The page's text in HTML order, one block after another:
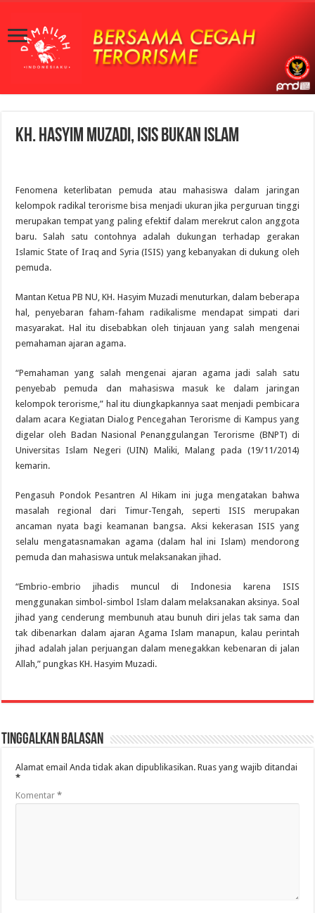
KH. Hasyim Muzadi, ISIS Bukan Islam
Fenomena keterlibatan pemuda atau mahasiswa dalam jaringan
kelompok radikal terorisme bisa menjadi ukuran jika perguruan tinggi
merupakan tempat yang paling efektif dalam merekrut calon anggota
baru. Salah satu contohnya adalah dukungan terhadap gerakan
Islamic State of Iraq and Syria (ISIS) yang kebanyakan di dukung oleh
pemuda.
Mantan Ketua PB NU, KH. Hasyim Muzadi menuturkan, dalam beberapa
hal, penyebaran faham-faham radikalisme mendapat simpati dari
masyarakat. Hal itu disebabkan oleh tinjauan yang salah mengenai
pemahaman ajaran agama.
“Pemahaman yang salah mengenai ajaran agama jadi salah satu
penyebab pemuda dan mahasiswa masuk ke dalam jaringan
kelompok terorisme,” hal itu diungkapkannya saat menjadi pembicara
dalam acara Kegiatan Dialog Pencegahan Terorisme di Kampus yang
digelar oleh Badan Nasional Penanggulangan Terorisme (BNPT) di
Universitas Islam Negeri (UIN) Maliki, Malang pada (19/11/2014)
kemarin.
Pengasuh Pondok Pesantren Al Hikam ini juga mengatakan bahwa
masalah regional dari Timur-Tengah, seperti ISIS merupakan
ancaman nyata bagi keamanan bangsa. Aksi kekerasan ISIS yang
selalu mengatasnamakan agama (dalam hal ini Islam) mendorong
pemuda dan mahasiswa untuk melaksanakan jihad.
“Embrio-embrio jihadis muncul di Indonesia karena ISIS
menggunakan simbol-simbol Islam dalam melaksanakan aksinya. Soal
jihad yang cenderung membunuh atau bunuh diri jelas tak sama dan
tak dibenarkan dalam ajaran Agama Islam manapun, kalau perintah
jihad adalah jalan perjuangan dalam menegakkan kebenaran di jalan
Allah,” pungkas KH. Hasyim Muzadi.
Tinggalkan Balasan
Alamat email Anda tidak akan dipublikasikan. Ruas yang wajib ditandai
*
Komentar*